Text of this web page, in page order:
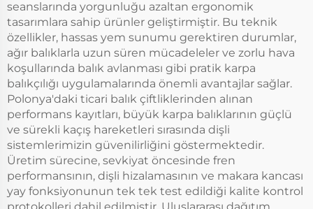
seanslarında yorgunluğu azaltan ergonomik
tasarımlara sahip ürünler geliştirmiştir. Bu teknik
özellikler, hassas yem sunumu gerektiren durumlar,
ağır balıklarla uzun süren mücadeleler ve zorlu hava
koşullarında balık avlanması gibi pratik karpa
balıkçılığı uygulamalarında önemli avantajlar sağlar.
Polonya'daki ticari balık çiftliklerinden alınan
performans kayıtları, büyük karpa balıklarının güçlü
ve sürekli kaçış hareketleri sırasında dişli
sistemlerimizin güvenilirliğini göstermektedir.
Üretim sürecine, sevkiyat öncesinde fren
performansının, dişli hizalamasının ve makara kancası
yay fonksiyonunun tek tek test edildiği kalite kontrol
protokolleri dahil edilmiştir. Uluslararası dağıtım